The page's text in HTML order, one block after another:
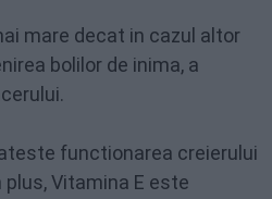
mare decat in cazul altor
bolilor de inima, a
functionarea creierului
Vitamina E este